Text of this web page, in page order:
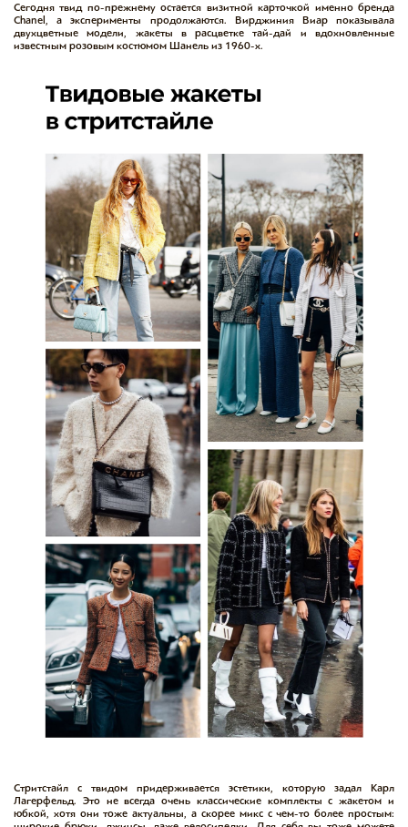
Сегодня твид по-прежнему остается визитной карточкой именно бренда
Chanel, а эксперименты продолжаются. Вирджиния Виар показывала
двухцветные модели, жакеты в расцветке тай-дай и вдохновленные
известным розовым костюмом Шанель из 1960-х.
Стритстайл с твидом придерживается эстетики, которую задал Карл
Лагерфельд. Это не всегда очень классические комплекты с жакетом и
юбкой, хотя они тоже актуальны, а скорее микс с чем-то более простым: